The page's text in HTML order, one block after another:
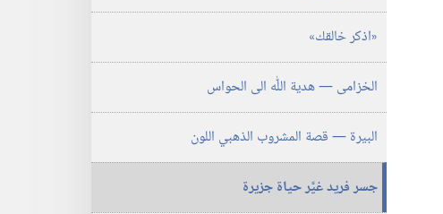
‏«اذكر خالقك»‏
الخزامى —‏ هدية اللّٰه الى الحواس
البيرة —‏ قصة المشروب الذهبي اللون
جسر فريد غيَّر حياة جزيرة